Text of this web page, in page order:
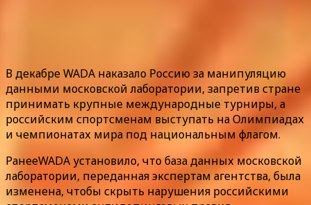
В декабре WADA наказало Россию за манипуляцию
данными московской лаборатории, запретив стране
принимать крупные международные турниры, а
российским спортсменам выступать на Олимпиадах
и чемпионатах мира под национальным флагом.
РанееWADA установило, что база данных московской
лаборатории, переданная экспертам агентства, была
изменена, чтобы скрыть нарушения российскими